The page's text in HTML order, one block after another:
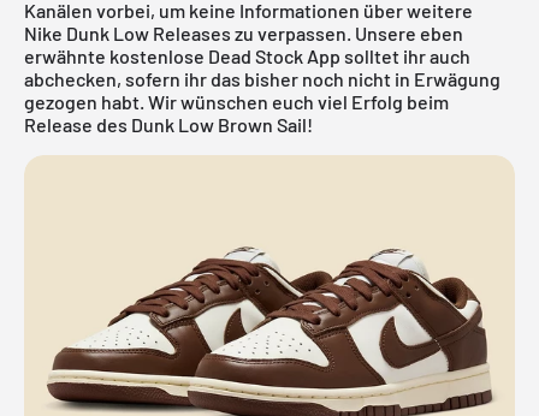
Kanälen vorbei, um keine Informationen über weitere
Nike Dunk Low Releases zu verpassen. Unsere eben
erwähnte kostenlose Dead Stock App solltet ihr auch
abchecken, sofern ihr das bisher noch nicht in Erwägung
gezogen habt. Wir wünschen euch viel Erfolg beim
Release des Dunk Low Brown Sail!